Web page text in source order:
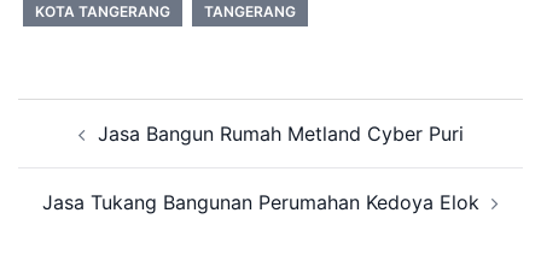
KOTA TANGERANG
TANGERANG
navigationJasa Bangun Rumah Metland Cyber Puri
Jasa Tukang Bangunan Perumahan Kedoya Elok